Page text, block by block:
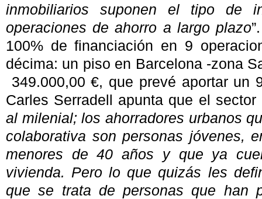
inmobiliarios suponen el tipo de
operaciones de ahorro a largo plazo
100% de financiación en 9
décima: un piso en Barcelona -zona
349.000,00 €, que prevé aportar un
Carles Serradell apunta que el sector
al milenial; los ahorradores urbanos
colaborativa son personas jóvenes,
menores de 40 años y que ya
vivienda. Pero lo que quizás les
que se trata de personas que han